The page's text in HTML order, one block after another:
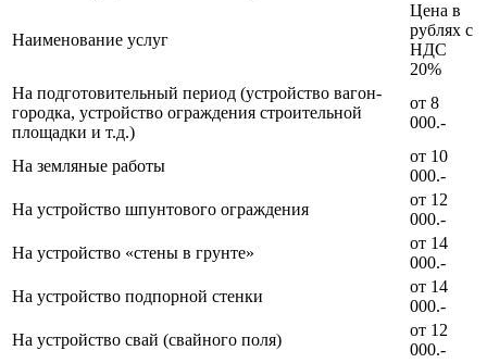
Наименование услуг
Цена в
рублях с
НДС
20%
На подготовительный период (устройство вагон-
городка, устройство ограждения строительной
площадки и т.д.)
от 8
000.-
На земляные работы
от 10
000.-
На устройство шпунтового ограждения
от 12
000.-
На устройство «стены в грунте»
от 14
000.-
На устройство подпорной стенки
от 14
000.-
На устройство свай (свайного поля)
от 12
000.-